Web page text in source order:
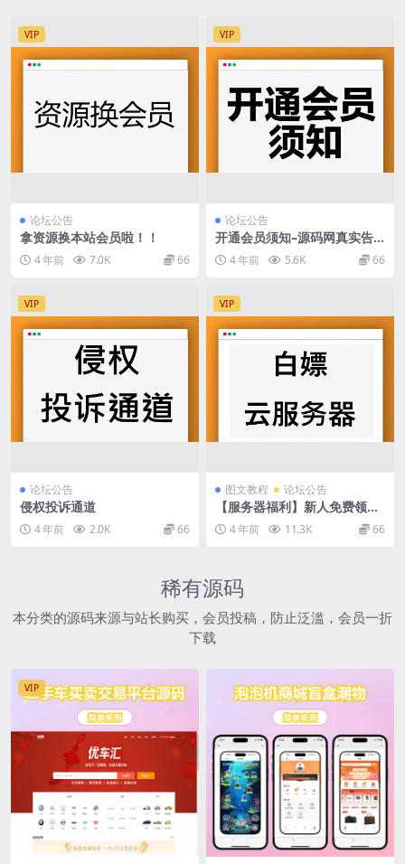
VIP
论坛公告
拿资源换本站会员啦！！
4 年前 7.0K 66
VIP
论坛公告
开通会员须知–源码网真实告
白 4 年前 5.6K 66
VIP
论坛公告
侵权投诉通道
4 年前 2.0K 66
VIP
图文教程 论坛公告
【服务器福利】新人免费领取
服务器
4 年前 11.3K 66
稀有源码
本分类的源码来源与站长购买，会员投稿，防止泛滥，会员一折
下载
VIP